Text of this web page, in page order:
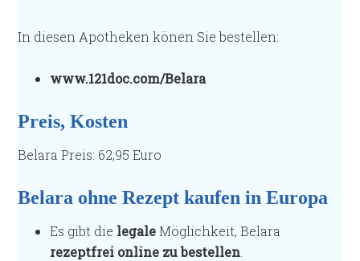
In diesen Apotheken könen Sie bestellen:
www.121doc.com/Belara
Preis, Kosten
Belara Preis: 62,95 Euro
Belara ohne Rezept kaufen in Europa
Es gibt die legaleMöglichkeit, Belara
rezeptfrei online zu bestellen